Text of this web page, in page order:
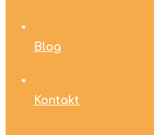
Blog
Kontakt